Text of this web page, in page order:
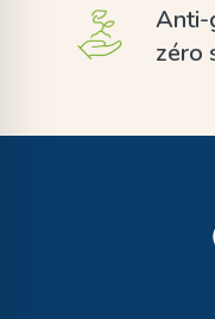
Anti-
zéro